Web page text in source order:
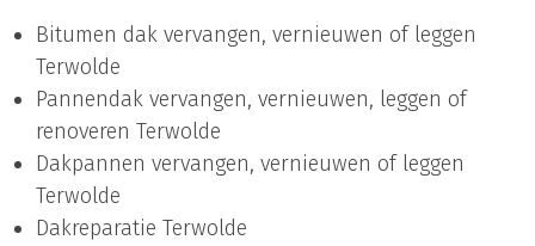
Bitumen dak vervangen, vernieuwen of leggen
Terwolde
Pannendak vervangen, vernieuwen, leggen of
renoveren Terwolde
Dakpannen vervangen, vernieuwen of leggen
Terwolde
Dakreparatie Terwolde